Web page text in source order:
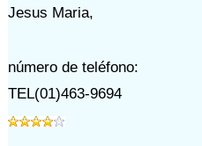
Jesus Maria,
número de teléfono:
TEL(01)463-9694